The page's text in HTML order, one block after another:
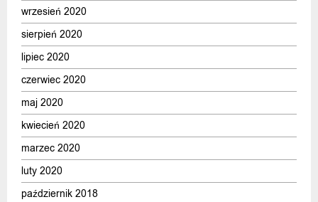
wrzesień 2020
sierpień 2020
lipiec 2020
czerwiec 2020
maj 2020
kwiecień 2020
marzec 2020
luty 2020
październik 2018